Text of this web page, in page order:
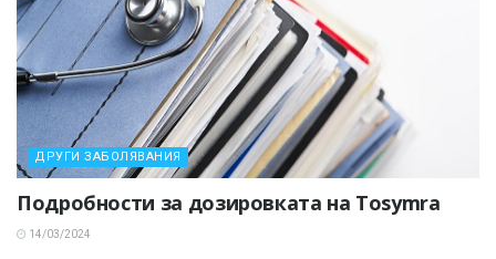
ДРУГИ ЗАБОЛЯВАНИЯ
Подробности за дозировката на Tosymra
14/03/2024